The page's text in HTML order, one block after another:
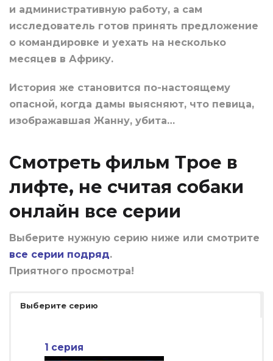
и административную работу, а сам
исследователь готов принять предложение
о командировке и уехать на несколько
месяцев в Африку.
История же становится по-настоящему
опасной, когда дамы выясняют, что певица,
изображавшая Жанну, убита…
Смотреть фильм Трое в
лифте, не считая собаки
онлайн все серии
Выберите нужную серию ниже или смотрите
все серии подряд.
Приятного просмотра!
Выберите серию
1 серия